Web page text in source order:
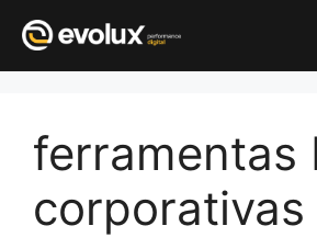
conteúdo
ferramentas
corporativas